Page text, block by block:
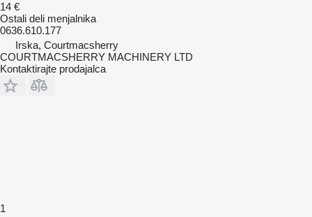
14 €
Ostali deli menjalnika
0636.610.177
Irska, Courtmacsherry
COURTMACSHERRY MACHINERY LTD
Kontaktirajte prodajalca
1